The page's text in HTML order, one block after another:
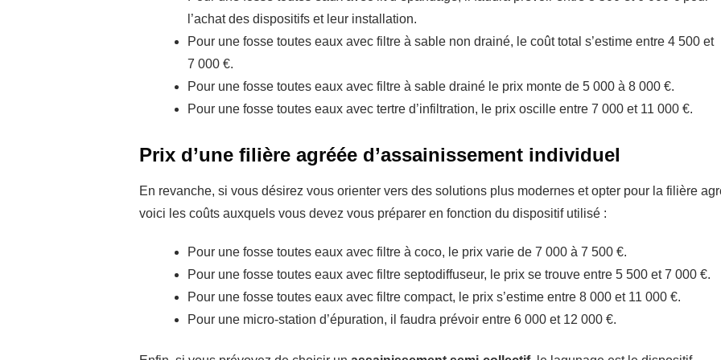
l’achat des dispositifs et leur installation.
Pour une fosse toutes eaux avec filtre à sable non drainé, le coût total s’estime entre 4 500 et
7 000 €.
Pour une fosse toutes eaux avec filtre à sable drainé le prix monte de 5 000 à 8 000 €.
Pour une fosse toutes eaux avec tertre d’infiltration, le prix oscille entre 7 000 et 11 000 €.
Prix d’une filière agréée d’assainissement individuel
En revanche, si vous désirez vous orienter vers des solutions plus modernes et opter pour la filière
voici les coûts auxquels vous devez vous préparer en fonction du dispositif utilisé :
Pour une fosse toutes eaux avec filtre à coco, le prix varie de 7 000 à 7 500 €.
Pour une fosse toutes eaux avec filtre septodiffuseur, le prix se trouve entre 5 500 et 7 000 €.
Pour une fosse toutes eaux avec filtre compact, le prix s’estime entre 8 000 et 11 000 €.
Pour une micro-station d’épuration, il faudra prévoir entre 6 000 et 12 000 €.